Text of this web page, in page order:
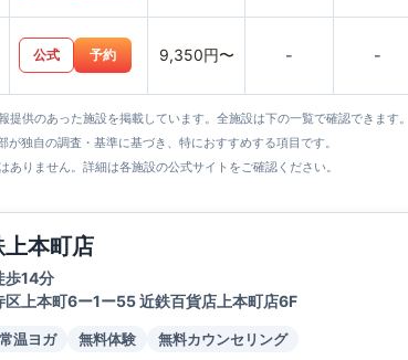
公式 予約 9,350円〜 - -
提供のあった施設を掲載しています。全施設は下の一覧で確認できます。
独自の調査・基準に基づき、特におすすめする項目です。
ありません。詳細は各施設の公式サイトをご確認ください。
本町店
歩14分
区上本町6ー1ー55 近鉄百貨店上本町店6F
常温ヨガ 無料体験 無料カウンセリング